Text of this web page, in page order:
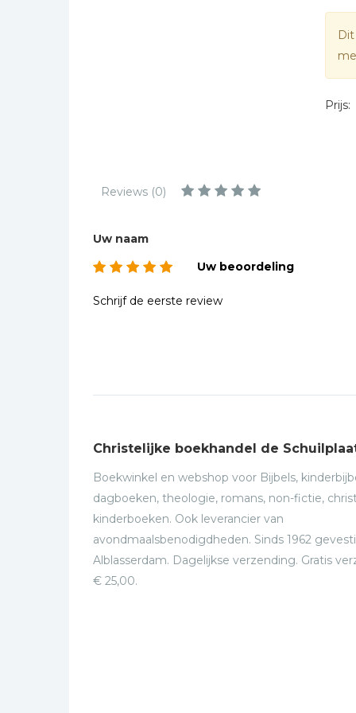
Toeristische kaarten en
Taalstudie
Wenskaarten
Prijs:
Reviews (0)
Uw naam
Uw beoordeling
Schrijf de eerste review
Christelijke boekhandel de
Boekwinkel en webshop voor Bijbels,
dagboeken, theologie, romans, non-fictie,
kinderboeken. Ook leverancier van
avondmaalsbenodigdheden. Sinds 1962
Alblasserdam. Dagelijkse verzending. Gratis
€ 25,00.